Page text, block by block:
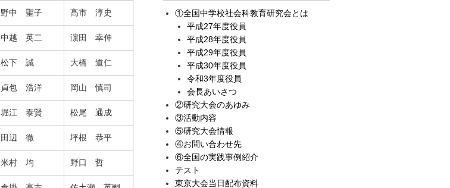
野中 聖子 髙市 淳史
中越 英二 濵田 幸伸
松下 誠 大橋 道仁
貞包 浩洋 岡山 慎司
堀江 泰賢 松尾 通成
田辺 徹 坪根 恭平
米村 均 野口 哲
①全国中学校社会科教育研究会とは
平成27年度役員
平成28年度役員
平成29年度役員
平成30年度役員
令和3年度役員
会長あいさつ
②研究大会のあゆみ
③活動内容
⑤研究大会情報
④お問い合わせ先
⑥全国の実践事例紹介
テスト
東京大会当日配布資料